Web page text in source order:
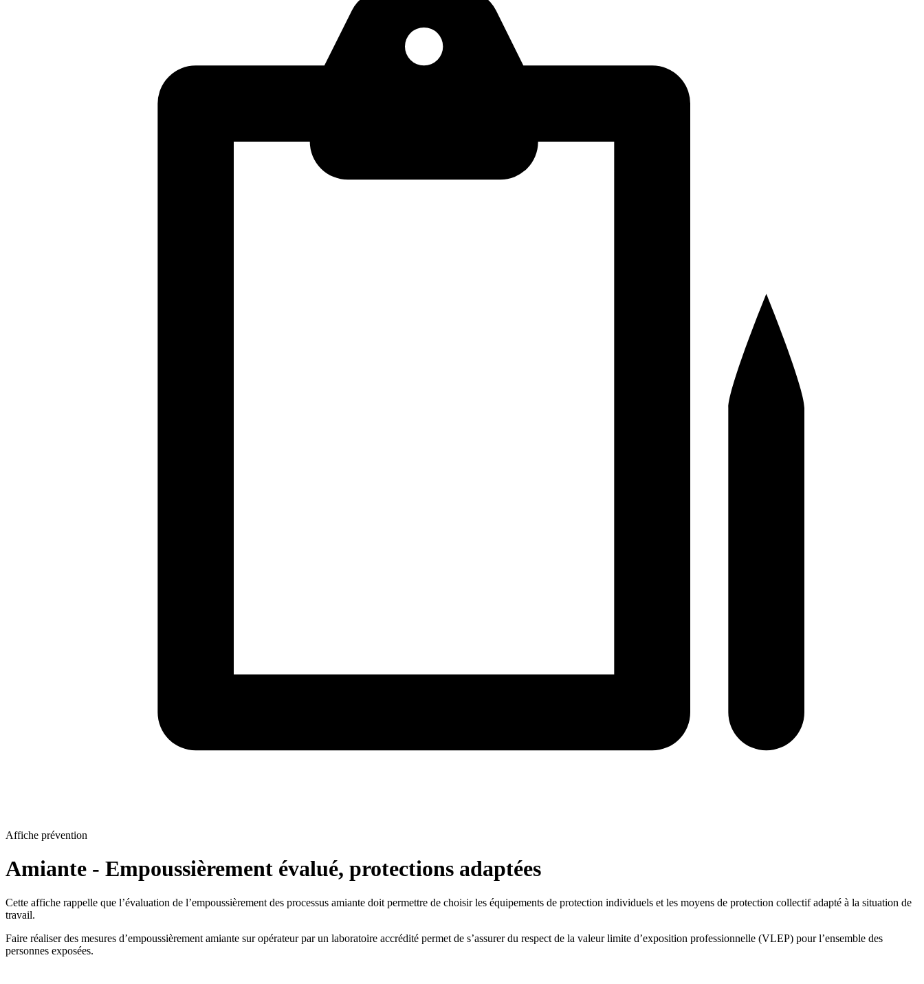
Affiche prévention
Amiante - Empoussièrement évalué, protections adaptées
Cette affiche rappelle que l’évaluation de l’empoussièrement des processus amiante doit permettre de choisir les équipements de protection individuels et les moyens de protection collectif adapté à la situation de
travail.
Faire réaliser des mesures d’empoussièrement amiante sur opérateur par un laboratoire accrédité permet de s’assurer du respect de la valeur limite d’exposition professionnelle (VLEP) pour l’ensemble des
personnes exposées.